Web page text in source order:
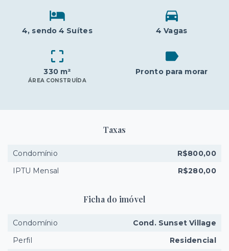
4, sendo 4 Suítes 4 Vagas
330 m²
ÁREA CONSTRUÍDA
Pronto para morar
Taxas
Condomínio
R$800,00
IPTU Mensal
R$280,00
Ficha do imóvel
Condomínio
Cond. Sunset Village
Perfil
Residencial